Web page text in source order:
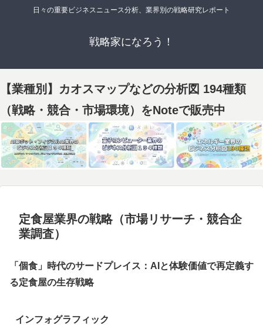
日々の重要ビジネスニュース分析、業界別の戦略研究レポート
戦略家になろう！
【業種別】カオスマップなどの分析図 194種類
（戦略・競合・市場環境）をNoteで販売中
定食屋業界の戦略（市場リサーチ・競合企
業調査）
「個食」時代のサードプレイス：AIと体験価値で再定義す
る定食屋の生存戦略
インフォグラフィック